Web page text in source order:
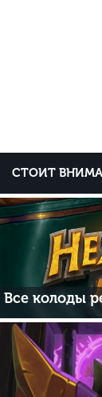
СТОИТ
Все колоды